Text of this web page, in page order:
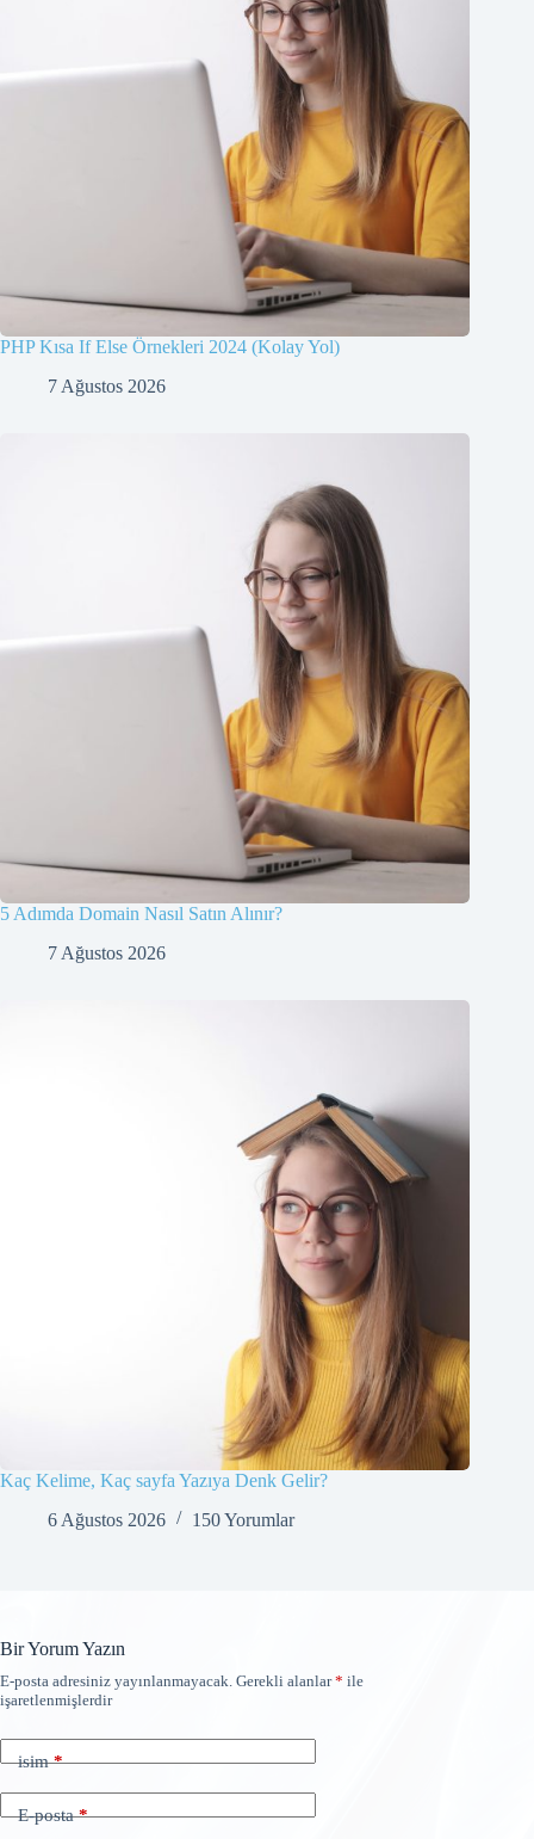
PHP Kısa If Else Örnekleri 2024 (Kolay Yol)
7 Ağustos 2026
5 Adımda Domain Nasıl Satın Alınır?
7 Ağustos 2026
Kaç Kelime, Kaç sayfa Yazıya Denk Gelir?
6 Ağustos 2026
150 Yorumlar
Bir Yorum Yazın
E-posta adresiniz yayınlanmayacak. Gerekli alanlar* ile
işaretlenmişlerdir
isim*
E-posta*